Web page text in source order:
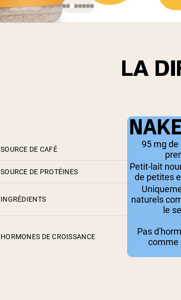
LA
SOURCE DE CAFÉ
95 mg
SOURCE DE PROTÉINES
Petit-lait
de petites
INGRÉDIENTS
naturels
le
HORMONES DE CROISSANCE
Pas
comme